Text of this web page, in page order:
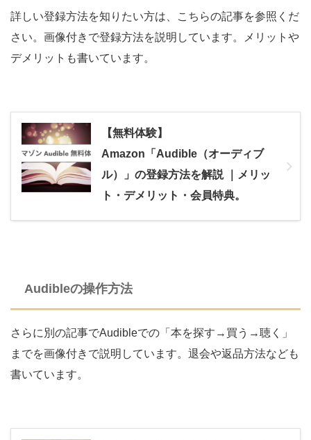
詳しい登録方法を知りたい方は、こちらの記事を参照くだ
さい。画像付きで登録方法を説明しています。メリットや
デメリットも書いています。
【無料体験】
Amazon「Audible（オーディブ
ル）」の登録方法を解説 ｜メリッ
ト・デメリット・会員特典。
Audibleの操作方法
さらに別の記事でAudibleでの「本を探す→買う→聴く」
までを画像付きで説明しています。退会や返品方法なども
書いています。